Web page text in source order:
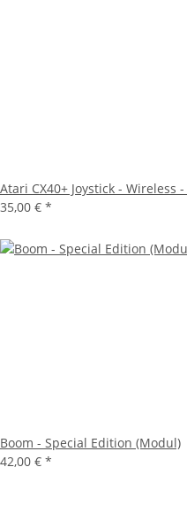
Atari CX40+ Joystick - Wireless
35,00 € *
Boom - Special Edition (Modul)
42,00 € *